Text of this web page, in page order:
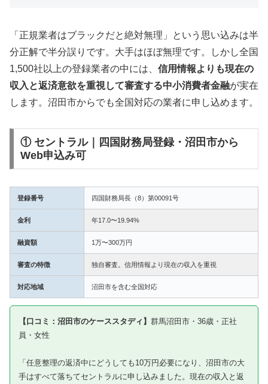
「正規業者はブラックだと絶対無理」という思い込みは半
分正解で半分誤りです。大手はほぼ無理です。しかし全国
1,500社以上の登録業者の中には、 信用情報よりも現在の
収入と返済意欲を重視して審査する中小消費者金融が実在
します。沼田市からでも全国対応の業者に申し込めます。
① セントラル｜四国財務局登録・沼田市から
Web申込み可
登録番号 四国財務局長（8）第00091号
金利 年17.0〜19.94%
融資額 1万〜300万円
審査の特徴 独自審査。信用情報より現在の収入を重視
対応地域 沼田市を含む全国対応
【口コミ：沼田市のケーススタディ】 群馬沼田市・36歳・正社
員・女性
「任意整理の返済中にどうしても10万円必要になり、沼田市の大
手はすべて落ちてセントラルに申し込みました。現在の収入と返